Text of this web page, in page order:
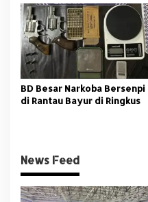
BD Besar Narkoba Bersenpi
di Rantau Bayur di Ringkus
News Feed